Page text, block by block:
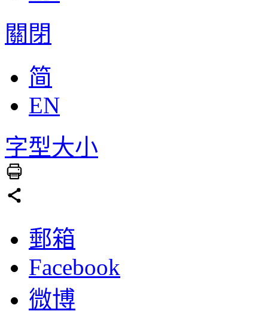
關閉
简
EN
字型大小
郵箱
Facebook
微博